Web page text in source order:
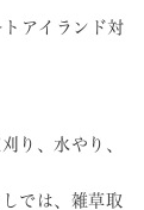
トアイランド対
り、水やり、
では、雑草取